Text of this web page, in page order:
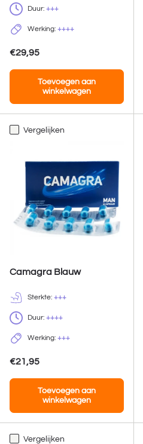
Duur: +++
Werking: ++++
€29,95
Toevoegen aan
winkelwagen
Vergelijken
Camagra Blauw
Sterkte: +++
Duur: ++++
Werking: +++
€21,95
Toevoegen aan
winkelwagen
Vergelijken